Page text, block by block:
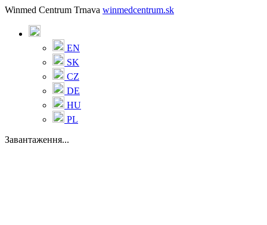
Winmed Centrum Trnava winmedcentrum.sk
EN
SK
CZ
DE
HU
PL
Завантаження...